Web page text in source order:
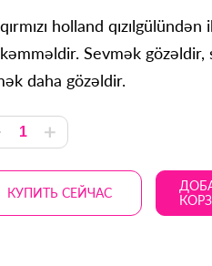
holland
Sevmək gözəldir,
daha gözəldir.
КУПИТЬ СЕЙЧАС